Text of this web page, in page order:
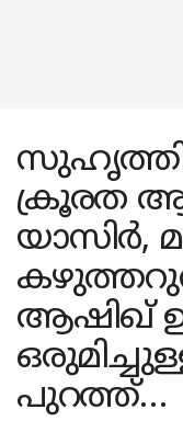
ക്രൂരത
യാസിർ,
ആഷിഖ്
പുറത്ത്…